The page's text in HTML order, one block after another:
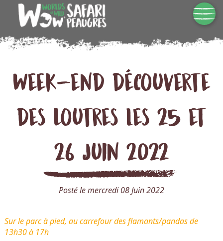
Week-end découverte
des Loutres les 25 et
26 juin 2022
Posté le mercredi 08 Juin 2022
Sur le parc à pied, au carrefour des flamants/pandas de
13h30 à 17h